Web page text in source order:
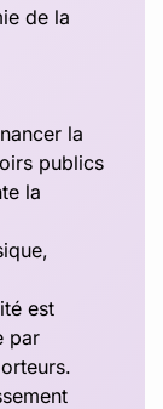
de la
la
publics
la
est
par